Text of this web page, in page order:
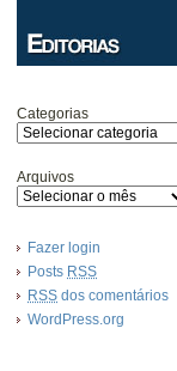
Categorias
Arquivos
Fazer login
Posts RSS
RSS dos comentários
WordPress.org